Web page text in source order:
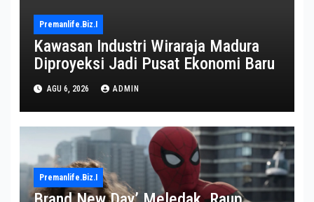
Premanlife.biz.i
Kawasan Industri Wiraraja Madura
Diproyeksi Jadi Pusat Ekonomi Baru
AGU 6, 2026 ADMIN
Premanlife.biz.i